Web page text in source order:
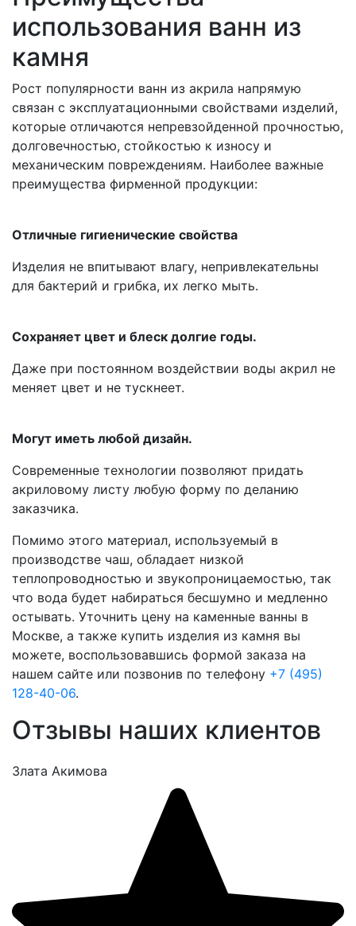
использования ванн из
камня
Рост популярности ванн из акрила напрямую
связан с эксплуатационными свойствами изделий,
которые отличаются непревзойденной прочностью,
долговечностью, стойкостью к износу и
механическим повреждениям. Наиболее важные
преимущества фирменной продукции:
Отличные гигиенические свойства
Изделия не впитывают влагу, непривлекательны
для бактерий и грибка, их легко мыть.
Сохраняет цвет и блеск долгие годы.
Даже при постоянном воздействии воды акрил не
меняет цвет и не тускнеет.
Могут иметь любой дизайн.
Современные технологии позволяют придать
акриловому листу любую форму по деланию
заказчика.
Помимо этого материал, используемый в
производстве чаш, обладает низкой
теплопроводностью и звукопроницаемостью, так
что вода будет набираться бесшумно и медленно
остывать. Уточнить цену на каменные ванны в
Москве, а также купить изделия из камня вы
можете, воспользовавшись формой заказа на
нашем сайте или позвонив по телефону +7 (495)
128-40-06.
Отзывы наших клиентов
Злата Акимова